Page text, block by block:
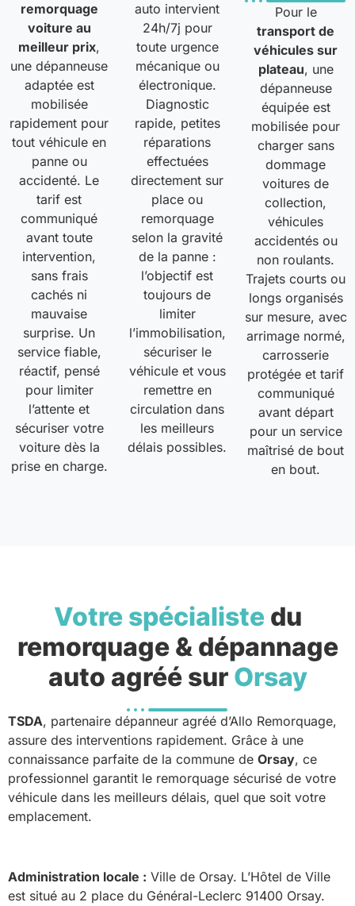
remorquage
voiture au
meilleur prix,
une dépanneuse
adaptée est
mobilisée
rapidement pour
tout véhicule en
panne ou
accidenté. Le
tarif est
communiqué
avant toute
intervention,
sans frais
cachés ni
mauvaise
surprise. Un
service fiable,
réactif, pensé
pour limiter
l’attente et
sécuriser votre
voiture dès la
prise en charge.
auto intervient
24h/7j pour
toute urgence
mécanique ou
électronique.
Diagnostic
rapide, petites
réparations
effectuées
directement sur
place ou
remorquage
selon la gravité
de la panne :
l’objectif est
toujours de
limiter
l’immobilisation,
sécuriser le
véhicule et vous
remettre en
circulation dans
les meilleurs
délais possibles.
Pour le
transport de
véhicules sur
plateau, une
dépanneuse
équipée est
mobilisée pour
charger sans
dommage
voitures de
collection,
véhicules
accidentés ou
non roulants.
Trajets courts ou
longs organisés
sur mesure, avec
arrimage normé,
carrosserie
protégée et tarif
communiqué
avant départ
pour un service
maîtrisé de bout
en bout.
Votre spécialistedu
remorquage & dépannage
auto agréé sur Orsay
TSDA, partenaire dépanneur agréé d’Allo Remorquage,
assure des interventions rapidement. Grâce à une
connaissance parfaite de la commune de Orsay, ce
professionnel garantit le remorquage sécurisé de votre
véhicule dans les meilleurs délais, quel que soit votre
emplacement.
Administration locale : Ville de Orsay. L’Hôtel de Ville
est situé au 2 place du Général-Leclerc 91400 Orsay.